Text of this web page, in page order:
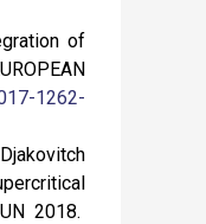
of
1262-
2018.